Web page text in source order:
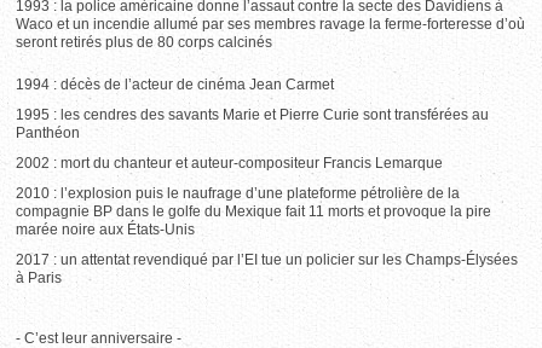
1993 : la police américaine donne l’assaut contre la secte des Davidiens à
Waco et un incendie allumé par ses membres ravage la ferme-forteresse d’où
seront retirés plus de 80 corps calcinés
1994 : décès de l’acteur de cinéma Jean Carmet
1995 : les cendres des savants Marie et Pierre Curie sont transférées au
Panthéon
2002 : mort du chanteur et auteur-compositeur Francis Lemarque
2010 : l’explosion puis le naufrage d’une plateforme pétrolière de la
compagnie BP dans le golfe du Mexique fait 11 morts et provoque la pire
marée noire aux États-Unis
2017 : un attentat revendiqué par l’EI tue un policier sur les Champs-Élysées
à Paris
- C’est leur anniversaire -